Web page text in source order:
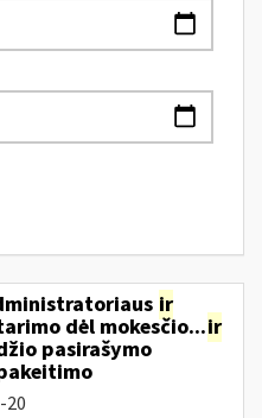
ir
dėl mokesčio...ir
pasirašymo
20